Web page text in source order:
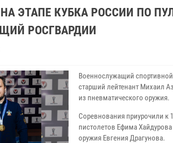
ЭТАПЕ КУБКА РОССИИ ПО
РОСГВАРДИИ
Военнослужащий
старший лейтенант Михаил
из пневматического оружия.
Соревнования приурочили к
пистолетов Ефима
оружия Евгения Драгунова.